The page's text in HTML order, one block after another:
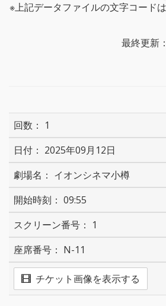
※上記データファイルの文字コード
最終更新
1
2025年09月12日
イオンシネマ小樽
09:55
1
N-11
チケット画像を表示する